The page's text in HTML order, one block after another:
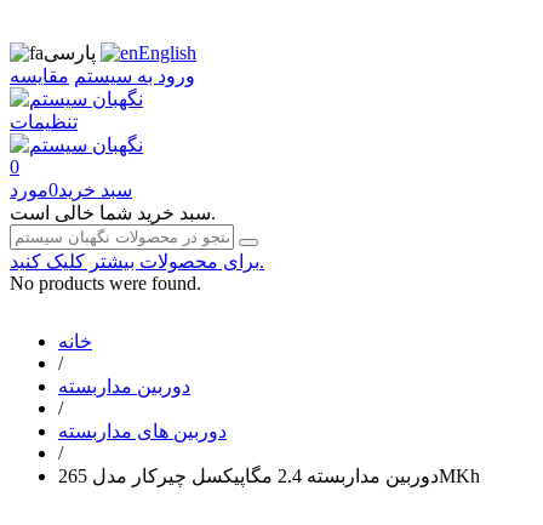
پارسی
English
ورود به سیستم مقایسه
تنظیمات
0
سبد خرید0مورد
سبد خرید شما خالی است.
برای محصولات بیشتر کلیک کنید.
No products were found.
خانه
/
دوربین مداربسته
/
دوربین های مداربسته
/
دوربین مداربسته 2.4 مگاپیکسل چیرکار مدل 265MKh